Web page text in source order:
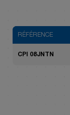
RÉFÉRENCE
CPI 08JNTN